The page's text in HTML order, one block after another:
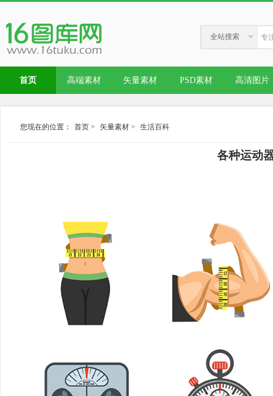
全站搜索
首页 高端素材 矢量素材 PSD素材 高清图片
您现在的位置： 首页 > 矢量素材 > 生活百科
各种运动